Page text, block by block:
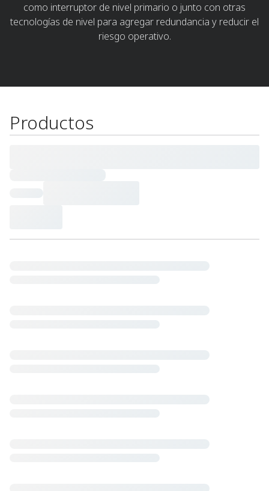
como interruptor de nivel primario o junto con otras
tecnologías de nivel para agregar redundancia y reducir el
riesgo operativo.​
Productos